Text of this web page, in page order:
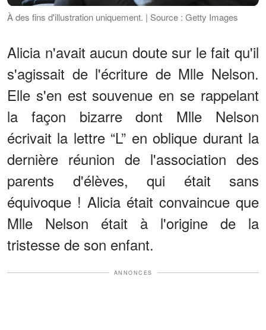
À des fins d'illustration uniquement. | Source : Getty Images
Alicia n'avait aucun doute sur le fait qu'il
s'agissait de l'écriture de Mlle Nelson.
Elle s'en est souvenue en se rappelant
la façon bizarre dont Mlle Nelson
écrivait la lettre “L” en oblique durant la
dernière réunion de l'association des
parents d'élèves, qui était sans
équivoque ! Alicia était convaincue que
Mlle Nelson était à l'origine de la
tristesse de son enfant.
ANNONCES